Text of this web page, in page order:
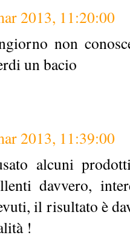
2013, 11:20:00
non
un bacio
2013, 11:39:00
alcuni
davvero,
il risultato è
!